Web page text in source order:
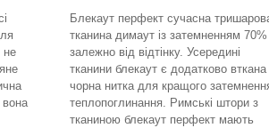
не
вона
Блекаут перфект сучасна
тканина димаут із затемненням 70%
залежно від відтінку. Усередині
тканини блекаут є додатково вткана
чорна нитка для кращого
теплопоглинання. Римські штори з
тканиною блекаут перфект мають